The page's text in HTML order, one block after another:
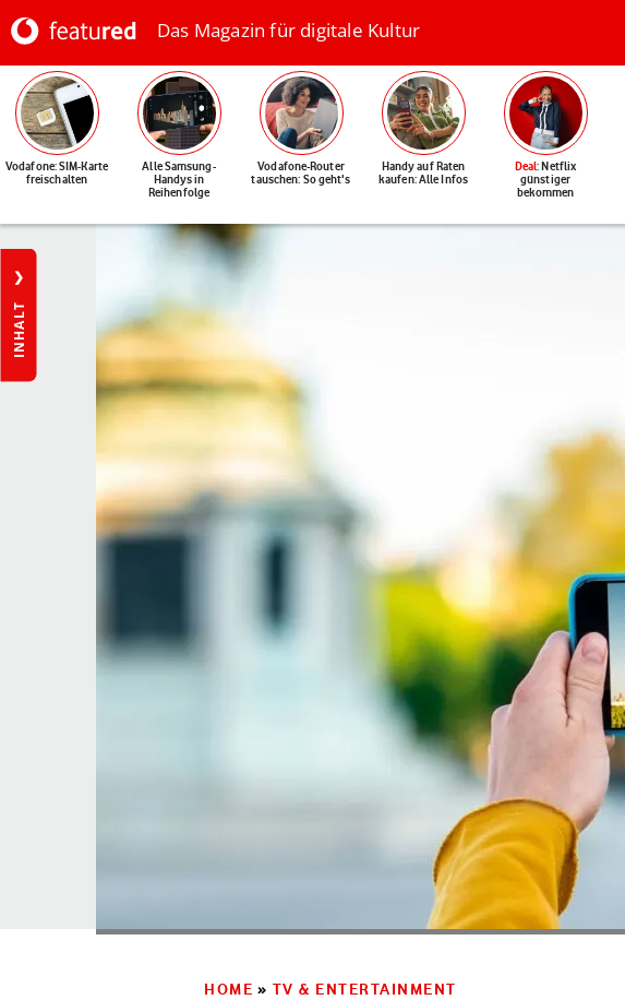
Das Magazin für digitale Kultur
Vodafone: SIM-Karte
freischalten
Alle Samsung-
Handys in
Reihenfolge
Vodafone-Router
tauschen: So geht's
Handy auf Raten
kaufen: Alle Infos
Deal: Netflix
günstiger
bekommen
INHALT
HOME » TV & ENTERTAINMENT